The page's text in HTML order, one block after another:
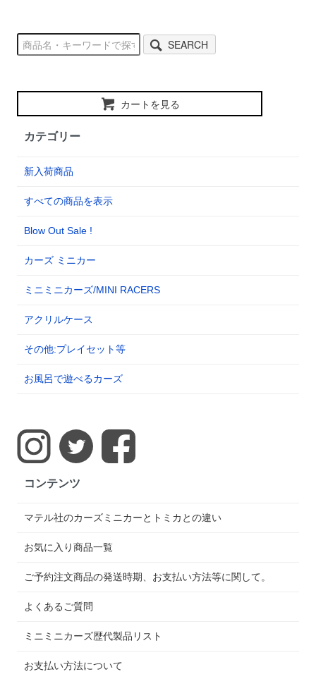
SEARCH
カートを見る
カテゴリー
新入荷商品
すべての商品を表示
Blow Out Sale !
カーズ ミニカー
ミニミニカーズ/MINI RACERS
アクリルケース
その他:プレイセット等
お風呂で遊べるカーズ
コンテンツ
マテル社のカーズミニカーとトミカとの違い
お気に入り商品一覧
ご予約注文商品の発送時期、お支払い方法等に関して。
よくあるご質問
ミニミニカーズ歴代製品リスト
お支払い方法について